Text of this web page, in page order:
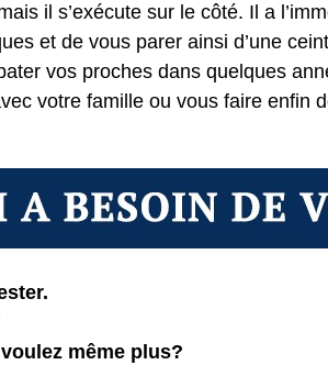
il s’exécute sur le côté. Il a
et de vous parer ainsi d’une
vos proches dans quelques
votre famille ou vous faire enfin
même plus?